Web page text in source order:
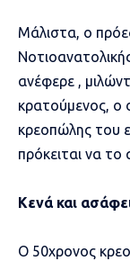
Mάλιστα, ο
ανέφερε ,
κρατούμενος, ο
κρεοπώλης του
πρόκειται να
Κενά και
Ο 50χρονος